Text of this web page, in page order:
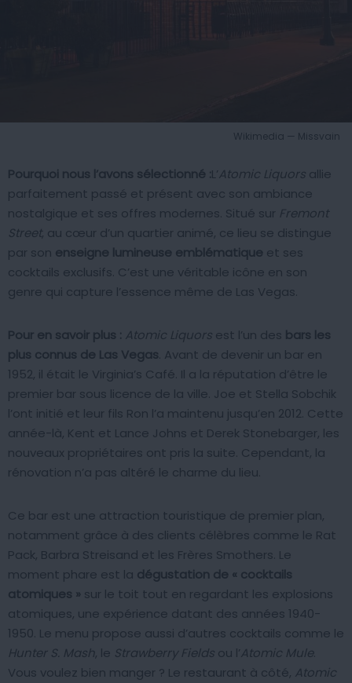
Wikimedia — Missvain
Pourquoi nous l’avons sélectionné :L’Atomic Liquors allie
parfaitement passé et présent avec son ambiance
nostalgique et ses offres modernes. Situé sur Fremont
Street, au cœur d’un quartier animé, ce lieu se distingue
par son enseigne lumineuse emblématique et ses
cocktails exclusifs. C’est une véritable icône en son
genre qui capture l’essence même de Las Vegas.
Pour en savoir plus : Atomic Liquors est l’un des bars les
plus connus de Las Vegas . Avant de devenir un bar en
1952, il était le Virginia’s Café. Il a la réputation d’être le
premier bar sous licence de la ville. Joe et Stella Sobchik
l’ont initié et leur fils Ron l’a maintenu jusqu’en 2012. Cette
année-là, Kent et Lance Johns et Derek Stonebarger, les
nouveaux propriétaires ont pris la suite. Cependant, la
rénovation n’a pas altéré le charme du lieu.
Ce bar est une attraction touristique de premier plan,
notamment grâce à des clients célèbres comme le Rat
Pack, Barbra Streisand et les Frères Smothers. Le
moment phare est la dégustation de « cocktails
atomiques » sur le toit tout en regardant les explosions
atomiques, une expérience datant des années 1940-
1950. Le menu propose aussi d’autres cocktails comme le
Hunter S. Mash, le Strawberry Fields ou l’Atomic Mule
Vous voulez bien manger ? Le restaurant à côté, Atomic